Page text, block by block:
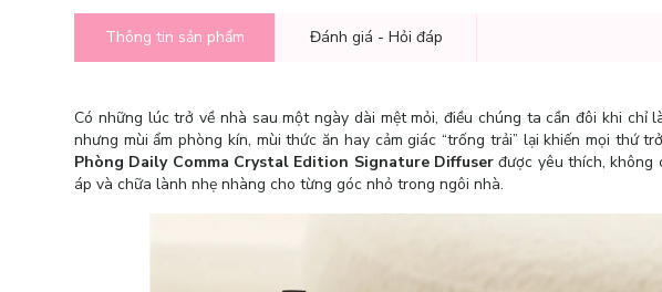
Thông tin sản phẩm Đánh giá - Hỏi đáp
Có những lúc trở về nhà sau một ngày dài mệt mỏi, điều chúng ta cần đôi khi
nhưng mùi ẩm phòng kín, mùi thức ăn hay cảm giác “trống trải” lại khiến mọi thứ
Phòng Daily Comma Crystal Edition Signature Diffuser được yêu thích, không
áp và chữa lành nhẹ nhàng cho từng góc nhỏ trong ngôi nhà.